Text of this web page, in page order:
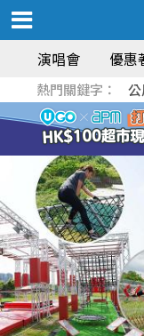
演唱會 優惠
熱門關鍵字：